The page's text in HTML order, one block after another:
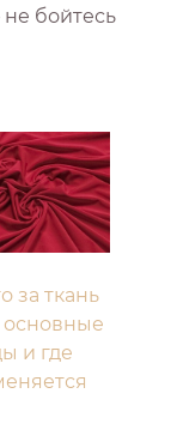
не бойтесь
за ткань
основные
и где